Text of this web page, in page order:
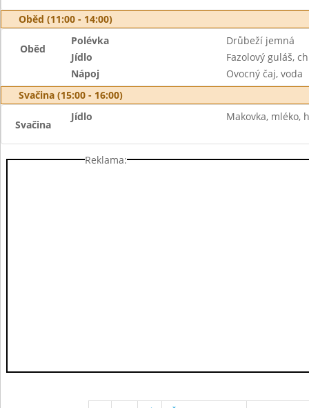
Oběd (11:00 - 14:00)
Oběd
Polévka
Drůbeží jemná
Jídlo
Fazolový guláš,
Nápoj
Ovocný čaj, voda
Svačina (15:00 - 16:00)
Svačina
Jídlo Makovka, mléko,
Reklama: